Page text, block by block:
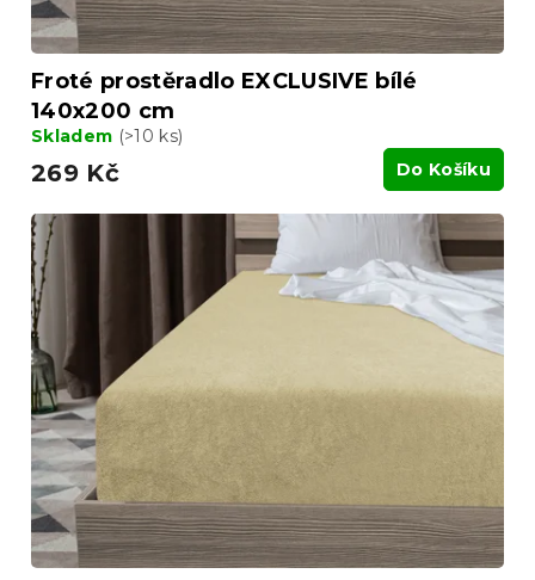
ů
Froté prostěradlo EXCLUSIVE bílé
140x200 cm
Skladem (>10 ks)
269 Kč Do Košíku